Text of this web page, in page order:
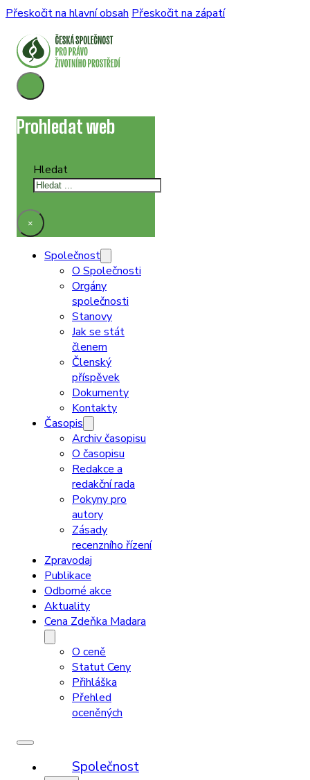
Přeskočit na hlavní obsah Přeskočit na zápatí
Prohledat web
Hledat
×
Společnost
O Společnosti
Orgány
společnosti
Stanovy
Jak se stát
členem
Členský
příspěvek
Dokumenty
Kontakty
Časopis
Archiv časopisu
O časopisu
Redakce a
redakční rada
Pokyny pro
autory
Zásady
recenzního řízení
Zpravodaj
Publikace
Odborné akce
Aktuality
Cena Zdeňka Madara
O ceně
Statut Ceny
Přihláška
Přehled
oceněných
Společnost